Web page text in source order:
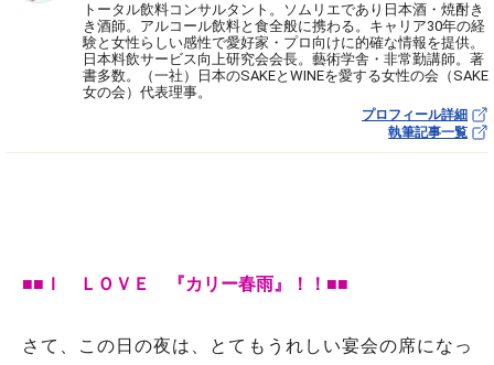
トータル飲料コンサルタント。ソムリエであり日本酒・焼酎き
き酒師。アルコール飲料と食全般に携わる。キャリア30年の経
験と女性らしい感性で愛好家・プロ向けに的確な情報を提供。
日本料飲サービス向上研究会会長。藝術学舎・非常勤講師。著
書多数。（一社）日本のSAKEとWINEを愛する女性の会（SAKE
女の会）代表理事。
プロフィール詳細
執筆記事一覧
■■Ｉ ＬＯＶＥ 『カリー春雨』！！■■
さて、この日の夜は、とてもうれしい宴会の席になっ